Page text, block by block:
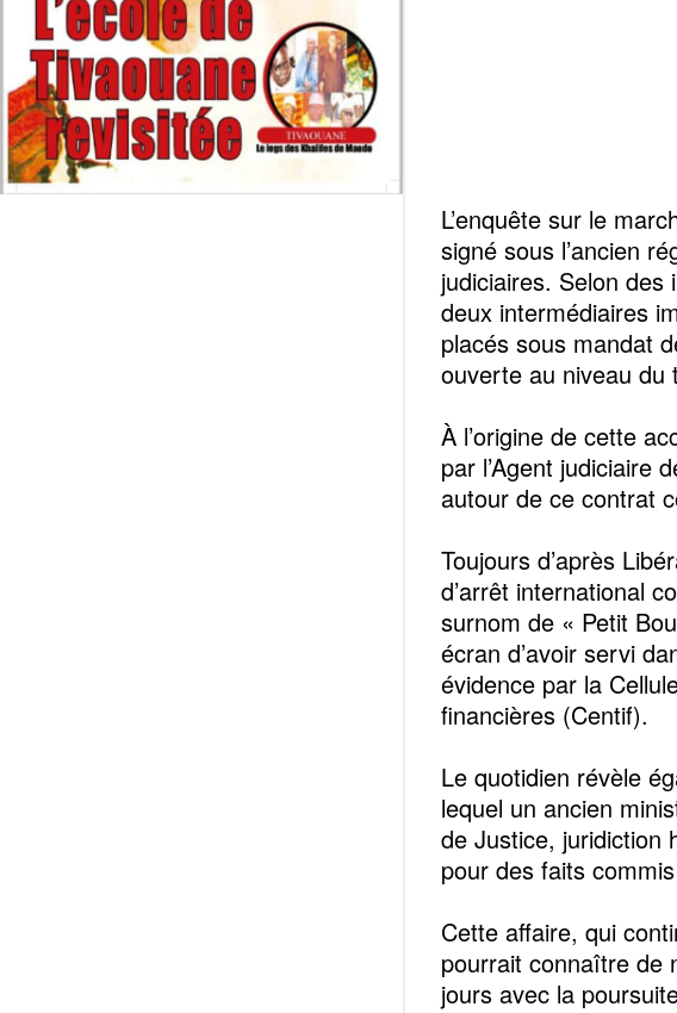
L’enquête sur le
signé sous l’ancien
judiciaires. Selon des
deux intermédiaires
placés sous mandat
ouverte au niveau du
À l’origine de cette
par l’Agent judiciaire
autour de ce contrat
Toujours d’après
d’arrêt international
surnom de « Petit
écran d’avoir servi
évidence par la
financières (Centif).
Le quotidien révèle
lequel un ancien
de Justice, juridiction
pour des faits
Cette affaire, qui
pourrait connaître de
jours avec la